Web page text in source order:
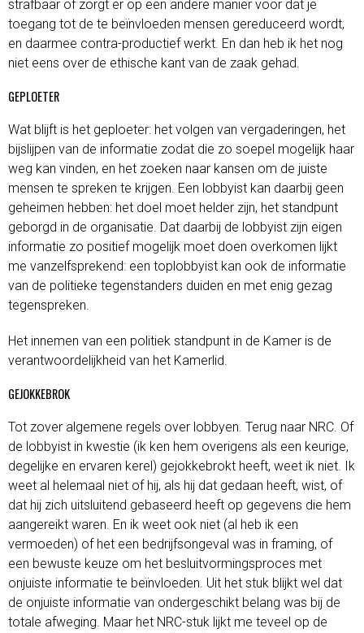
strafbaar of zorgt er op een andere manier voor dat je
toegang tot de te beïnvloeden mensen gereduceerd wordt,
en daarmee contra-productief werkt. En dan heb ik het nog
niet eens over de ethische kant van de zaak gehad.
GEPLOETER
Wat blijft is het geploeter: het volgen van vergaderingen, het
bijslijpen van de informatie zodat die zo soepel mogelijk haar
weg kan vinden, en het zoeken naar kansen om de juiste
mensen te spreken te krijgen. Een lobbyist kan daarbij geen
geheimen hebben: het doel moet helder zijn, het standpunt
geborgd in de organisatie. Dat daarbij de lobbyist zijn eigen
informatie zo positief mogelijk moet doen overkomen lijkt
me vanzelfsprekend: een toplobbyist kan ook de informatie
van de politieke tegenstanders duiden en met enig gezag
tegenspreken.
Het innemen van een politiek standpunt in de Kamer is de
verantwoordelijkheid van het Kamerlid.
GEJOKKEBROK
Tot zover algemene regels over lobbyen. Terug naar NRC. Of
de lobbyist in kwestie (ik ken hem overigens als een keurige,
degelijke en ervaren kerel) gejokkebrokt heeft, weet ik niet. Ik
weet al helemaal niet of hij, als hij dat gedaan heeft, wist, of
dat hij zich uitsluitend gebaseerd heeft op gegevens die hem
aangereikt waren. En ik weet ook niet (al heb ik een
vermoeden) of het een bedrijfsongeval was in framing, of
een bewuste keuze om het besluitvormingsproces met
onjuiste informatie te beïnvloeden. Uit het stuk blijkt wel dat
de onjuiste informatie van ondergeschikt belang was bij de
totale afweging. Maar het NRC-stuk lijkt me teveel op de